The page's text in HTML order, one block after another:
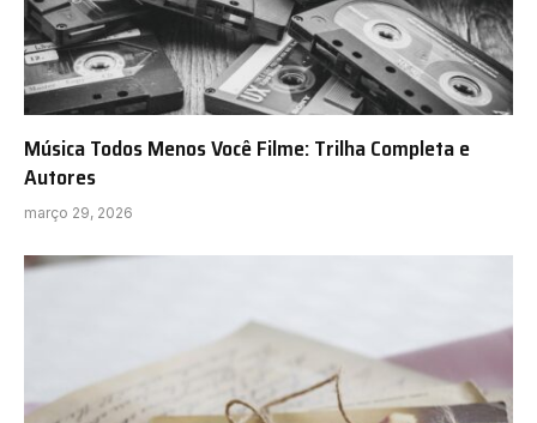
Música Todos Menos Você Filme: Trilha Completa e
Autores
março 29, 2026